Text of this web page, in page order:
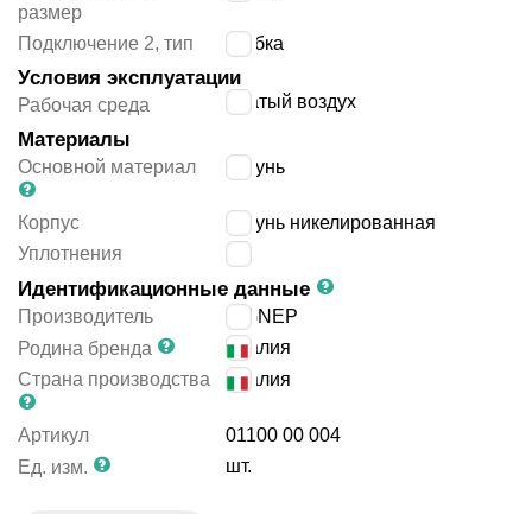
размер
Подключение 2, тип трубка
Условия эксплуатации
Рабочая среда сжатый воздух
Материалы
Основной материал латунь
Корпус
латунь никелированная
Уплотнения
Идентификационные данные
Производитель
AIGNEP
Родина бренда
Италия
Страна производства
Италия
Артикул
01100 00 004
Ед. изм.
шт.